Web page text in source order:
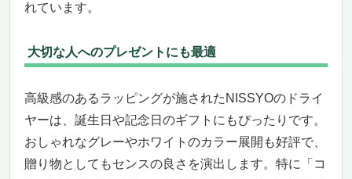
れています。
大切な人へのプレゼントにも最適
高級感のあるラッピングが施されたNISSYOのドライ
ヤーは、誕生日や記念日のギフトにもぴったりです。
おしゃれなグレーやホワイトのカラー展開も好評で、
贈り物としてもセンスの良さを演出します。特に「コ